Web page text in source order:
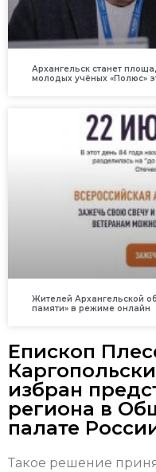
Архангельск станет
молодых учёных «Полюс»
Жителей Архангельской
памяти» в режиме онлайн
Епископ
избран
региона в
палате
Такое решение